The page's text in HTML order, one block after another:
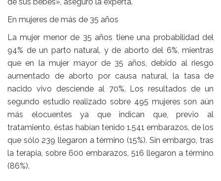
de sus bebés», aseguró la experta.
En mujeres de más de 35 años
La mujer menor de 35 años tiene una probabilidad del
94% de un parto natural, y de aborto del 6%, mientras
que en la mujer mayor de 35 años, debido al riesgo
aumentado de aborto por causa natural, la tasa de
nacido vivo desciende al 70%. Los resultados de un
segundo estudio realizado sobre 495 mujeres son aún
más elocuentes ya que indican que, previo al
tratamiento, éstas habían tenido 1.541 embarazos, de los
que sólo 239 llegaron a término (15%). Sin embargo, tras
la terapia, sobre 600 embarazos, 516 llegaron a término
(86%).